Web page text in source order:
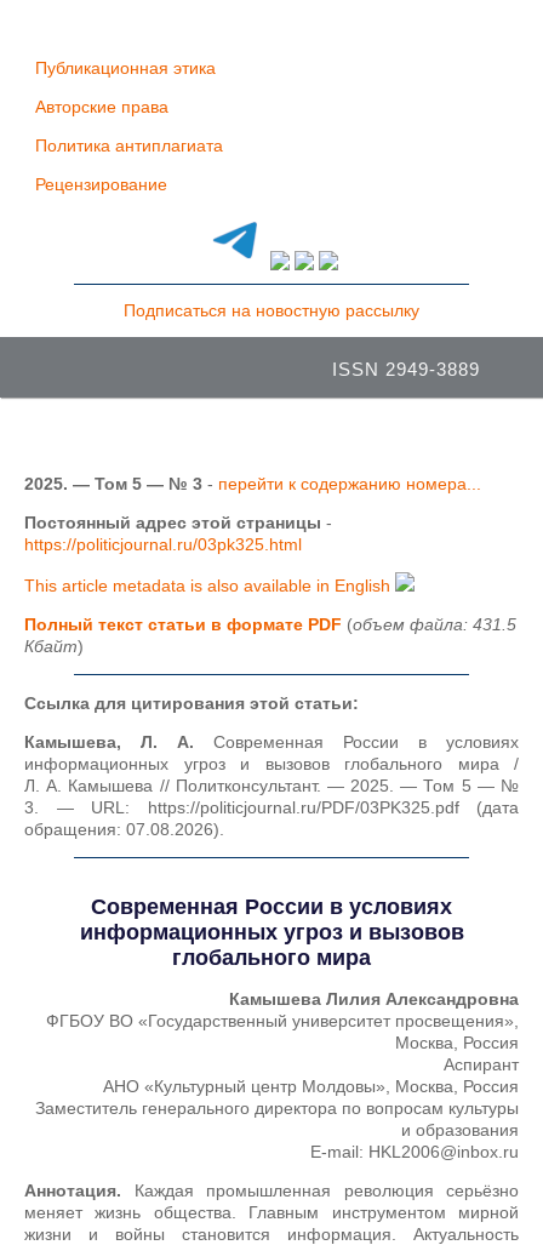
Публикационная этика
Авторские права
Политика антиплагиата
Рецензирование
Подписаться на новостную рассылку
ISSN 2949-3889
2025. — Том 5 — № 3 - перейти к содержанию номера...
Постоянный адрес этой страницы -
https://politicjournal.ru/03pk325.html
This article metadata is also available in English
Полный текст статьи в формате PDF (объем файла: 431.5
Кбайт)
Ссылка для цитирования этой статьи:
Камышева, Л. А. Современная России в условиях
информационных угроз и вызовов глобального мира /
Л. А. Камышева // Политконсультант. — 2025. — Том 5 — №
3. — URL: https://politicjournal.ru/PDF/03PK325.pdf (дата
обращения: 07.08.2026).
Современная России в условиях
информационных угроз и вызовов
глобального мира
Камышева Лилия Александровна
ФГБОУ ВО «Государственный университет просвещения»,
Москва, Россия
Аспирант
АНО «Культурный центр Молдовы», Москва, Россия
Заместитель генерального директора по вопросам культуры
и образования
E-mail: HKL2006@inbox.ru
Аннотация. Каждая промышленная революция серьёзно
меняет жизнь общества. Главным инструментом мирной
жизни и войны становится информация. Актуальность